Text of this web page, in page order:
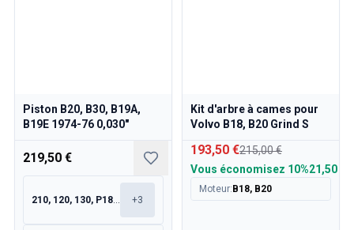
Piston B20, B30, B19A,
B19E 1974-76 0,030"
219,50 €
210, 120, 130, P1800 +3
Kit d'arbre à cames pour
Volvo B18, B20 Grind S
193,50 €215,00 €
Vous économisez 10%21,50 €
Moteur: B18, B20